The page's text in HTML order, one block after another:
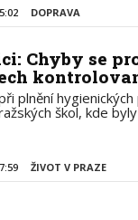
DOPRAVA
Chyby se
plnění
škol, kde
ŽIVOT V PRAZE